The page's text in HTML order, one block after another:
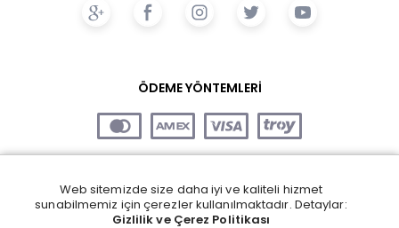
ÖDEME YÖNTEMLERİ
Web sitemizde size daha iyi ve kaliteli hizmet
sunabilmemiz için çerezler kullanılmaktadır. Detaylar:
Gizlilik ve Çerez Politikası